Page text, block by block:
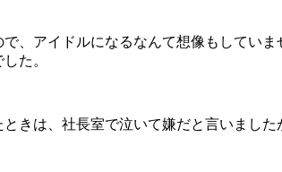
で、アイドルになるなんて想像もして
た。
きは、社長室で泣いて嫌だと言いまし